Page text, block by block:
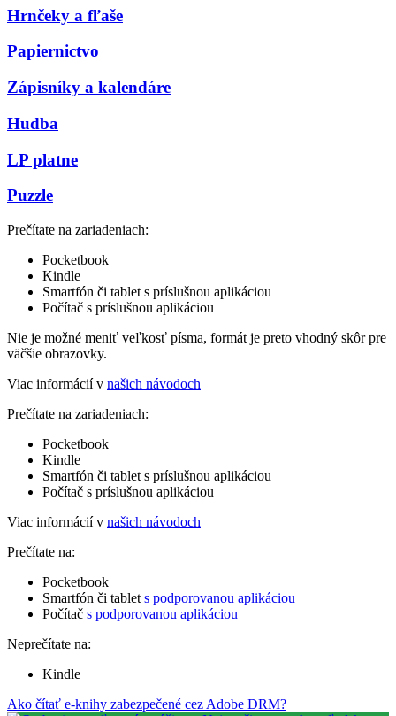
Hrnčeky a fľaše
Papiernictvo
Zápisníky a kalendáre
Hudba
LP platne
Puzzle
Prečítate na zariadeniach:
Pocketbook
Kindle
Smartfón či tablet s príslušnou aplikáciou
Počítač s príslušnou aplikáciou
Nie je možné meniť veľkosť písma, formát je preto vhodný skôr pre
väčšie obrazovky.
Viac informácií v našich návodoch
Prečítate na zariadeniach:
Pocketbook
Kindle
Smartfón či tablet s príslušnou aplikáciou
Počítač s príslušnou aplikáciou
Viac informácií v našich návodoch
Prečítate na:
Pocketbook
Smartfón či tablet s podporovanou aplikáciou
Počítač s podporovanou aplikáciou
Neprečítate na:
Kindle
Ako čítať e-knihy zabezpečené cez Adobe DRM?